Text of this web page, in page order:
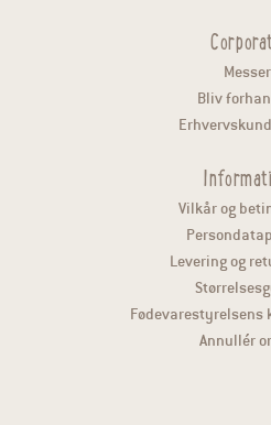
Messer
Bliv
Vilkår og
Levering og
Fødevarestyrelsens
Annullér